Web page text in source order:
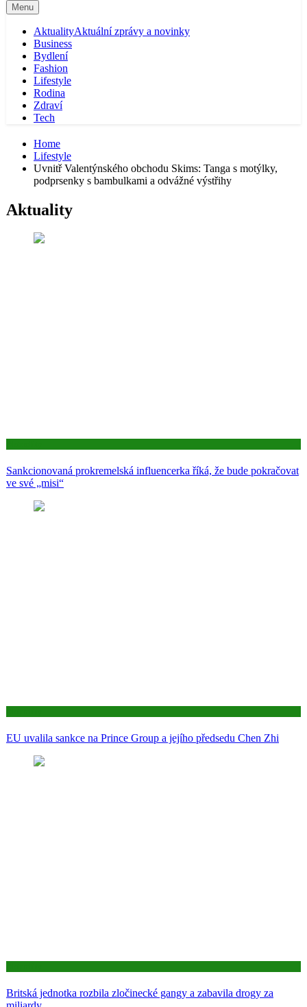
Menu
AktualityAktuální zprávy a novinky
Business
Bydlení
Fashion
Lifestyle
Rodina
Zdraví
Tech
Home
Lifestyle
Uvnitř Valentýnského obchodu Skims: Tanga s motýlky,
podprsenky s bambulkami a odvážné výstřihy
Aktuality
Sankcionovaná prokremelská influencerka říká, že bude pokračovat
ve své „misi“
EU uvalila sankce na Prince Group a jejího předsedu Chen Zhi
Britská jednotka rozbila zločinecké gangy a zabavila drogy za